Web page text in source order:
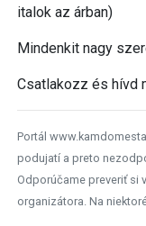
italok az árban)
Mindenkit nagy
Csatlakozz és hívd
Portál
podujatí a preto
Odporúčame preveriť si
organizátora. Na